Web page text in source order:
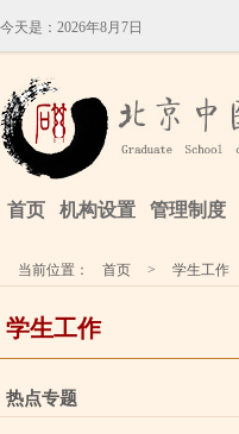
今天是： 2026年8月7日
首页 机构设置 管理制度
当前位置： 首页 > 学生工作
学生工作
热点专题